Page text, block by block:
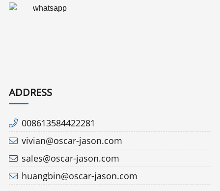
ADDRESS
008613584422281
vivian@oscar-jason.com
sales@oscar-jason.com
huangbin@oscar-jason.com